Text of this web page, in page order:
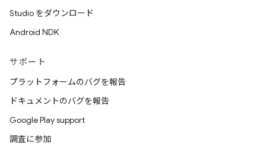
Studio をダウンロード
Android NDK
サポート
プラットフォームのバグを報告
ドキュメントのバグを報告
Google Play support
調査に参加